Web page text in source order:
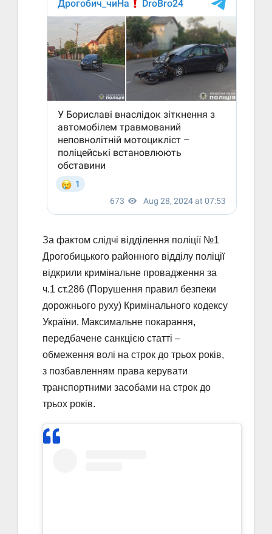
За фактом слідчі відділення поліції №1
Дрогобицького районного відділу поліції
відкрили кримінальне провадження за
ч.1 ст.286 (Порушення правил безпеки
дорожнього руху) Кримінального кодексу
України. Максимальне покарання,
передбачене санкцією статті –
обмеження волі на строк до трьох років,
з позбавленням права керувати
транспортними засобами на строк до
трьох років.